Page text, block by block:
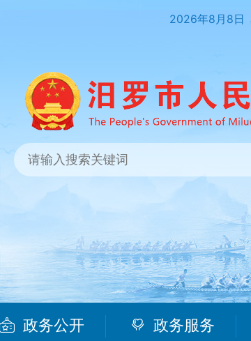
2026年8月8日
政务公开 政务服务